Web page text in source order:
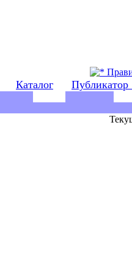
Каталог